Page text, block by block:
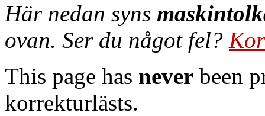
Här nedan syns
ovan. Ser du något fel?
This page has never been
korrekturlästs.